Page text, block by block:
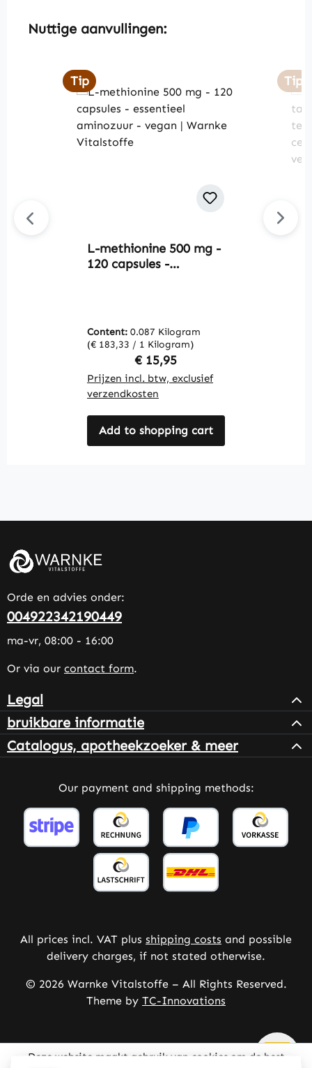
Skip product gallery
Nuttige aanvullingen:
Tip
L-methionine 500 mg -
120 capsules -
Content: 0.087 Kilogram
(€ 183,33 / 1 Kilogram)
Regular price:
€ 15,95
Prijzen incl. btw, exclusief
verzendkosten
Add to shopping cart
Tip
Orde en advies onder:
004922342190449
ma-vr, 08:00 - 16:00
Or via our contact form.
Legal
bruikbare informatie
Catalogus, apotheekzoeker & meer
Our payment and shipping methods:
All prices incl. VAT plus shipping costs and possible
delivery charges, if not stated otherwise.
© 2026 Warnke Vitalstoffe – All Rights Reserved.
Theme by TC-Innovations
Deze website maakt gebruik van cookies om de best